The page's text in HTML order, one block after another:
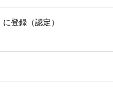
登録（認定）